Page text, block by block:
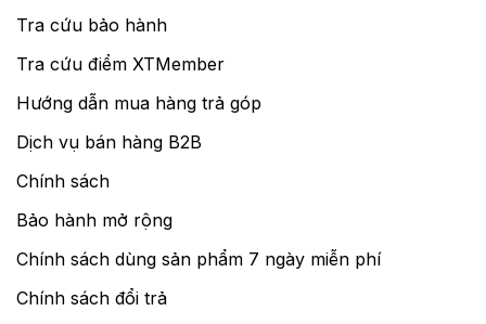
Tra cứu bảo hành
Tra cứu điểm XTMember
Hướng dẫn mua hàng trả góp
Dịch vụ bán hàng B2B
Chính sách
Bảo hành mở rộng
Chính sách dùng sản phẩm 7 ngày miễn phí
Chính sách đổi trả